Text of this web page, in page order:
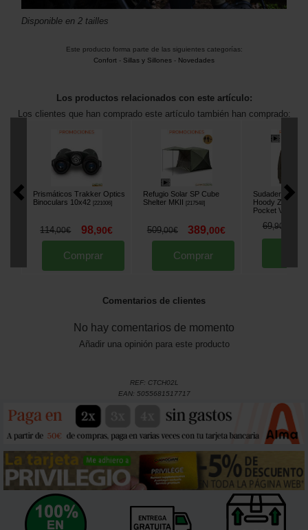
Disponible en 2 tailles
Este producto forma parte de las siguientes categorías:
Confort - Sillas y Sillones - Novedades
Los productos relacionados con este artículo:
Los clientes que han comprado este artículo también han comprado:
Prismáticos Trakker Optics
Binoculars 10x42
[221006]
114,00€ 98,90€
Comprar
Refugio Solar SP Cube
Shelter MKII
[217548]
509,00€ 389,00€
Comprar
Sudadera Vass
Hoody Zipped
Pocket Verde
69,90
Comentarios de clientes
No hay comentarios de momento
Añadir una opinión para este producto
REF: CTCH02L
EAN: 5055681517717